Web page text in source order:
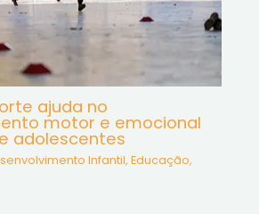
ajuda no
motor e emocional
adolescentes
Infantil, Educação,